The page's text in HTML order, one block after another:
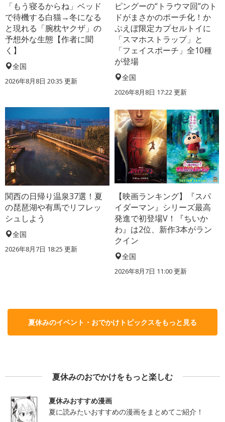
「もう寝るからね」ベッド
で待機する白猫→冬になる
と現れる「腕枕ヤクザ」の
予想外な生態【作者に聞
く】
全国
2026年8月8日 20:35 更新
ピングーの“トラウマ回”のト
ドがまさかのポーチ化！か
ぷえぼ限定カプセルトイに
「スマホストラップ」と
「フェイスポーチ」全10種
が登場
全国
2026年8月8日 17:22更新
関西の日帰り温泉37選！夏
の琵琶湖や有馬でリフレッ
シュしよう
全国
2026年8月7日 18:25 更新
【映画ランキング】『スパ
イダーマン』シリーズ最高
発進で初登場V！『ちいか
わ』は2位、新作3本がラン
クイン
全国
2026年8月7日 11:00更新
夏休みのイベント・おでかけトピックスをもっと見る
夏休みのおでかけをもっと楽しむ
夏休みおすすめ漫画
夏に読みたいおすすめの漫画をまとめてご紹介！